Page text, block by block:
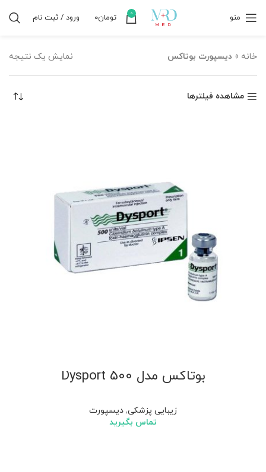
منو 0 تومان۰ ورود / ثبت نام
خانه » دیسپورت بوتاکس نمایش یک نتیجه
مشاهده فیلترها
بوتاکس مدل 500 Dysport
زیبایی پزشکی, دیسپورت
تماس بگیرید